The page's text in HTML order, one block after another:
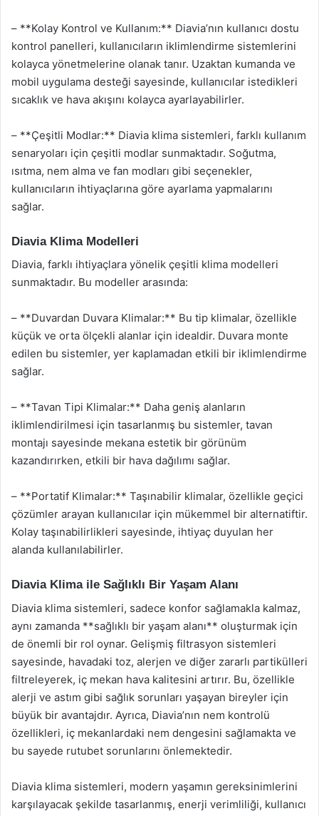
– **Kolay Kontrol ve Kullanım:** Diavia’nın kullanıcı dostu
kontrol panelleri, kullanıcıların iklimlendirme sistemlerini
kolayca yönetmelerine olanak tanır. Uzaktan kumanda ve
mobil uygulama desteği sayesinde, kullanıcılar istedikleri
sıcaklık ve hava akışını kolayca ayarlayabilirler.
– **Çeşitli Modlar:** Diavia klima sistemleri, farklı kullanım
senaryoları için çeşitli modlar sunmaktadır. Soğutma,
ısıtma, nem alma ve fan modları gibi seçenekler,
kullanıcıların ihtiyaçlarına göre ayarlama yapmalarını
sağlar.
Diavia Klima Modelleri
Diavia, farklı ihtiyaçlara yönelik çeşitli klima modelleri
sunmaktadır. Bu modeller arasında:
– **Duvardan Duvara Klimalar:** Bu tip klimalar, özellikle
küçük ve orta ölçekli alanlar için idealdir. Duvara monte
edilen bu sistemler, yer kaplamadan etkili bir iklimlendirme
sağlar.
– **Tavan Tipi Klimalar:** Daha geniş alanların
iklimlendirilmesi için tasarlanmış bu sistemler, tavan
montajı sayesinde mekana estetik bir görünüm
kazandırırken, etkili bir hava dağılımı sağlar.
– **Portatif Klimalar:** Taşınabilir klimalar, özellikle geçici
çözümler arayan kullanıcılar için mükemmel bir alternatiftir.
Kolay taşınabilirlikleri sayesinde, ihtiyaç duyulan her
alanda kullanılabilirler.
Diavia Klima ile Sağlıklı Bir Yaşam Alanı
Diavia klima sistemleri, sadece konfor sağlamakla kalmaz,
aynı zamanda **sağlıklı bir yaşam alanı** oluşturmak için
de önemli bir rol oynar. Gelişmiş filtrasyon sistemleri
sayesinde, havadaki toz, alerjen ve diğer zararlı partikülleri
filtreleyerek, iç mekan hava kalitesini artırır. Bu, özellikle
alerji ve astım gibi sağlık sorunları yaşayan bireyler için
büyük bir avantajdır. Ayrıca, Diavia’nın nem kontrolü
özellikleri, iç mekanlardaki nem dengesini sağlamakta ve
bu sayede rutubet sorunlarını önlemektedir.
Diavia klima sistemleri, modern yaşamın gereksinimlerini
karşılayacak şekilde tasarlanmış, enerji verimliliği, kullanıcı